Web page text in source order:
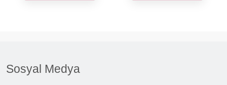
Sosyal Medya